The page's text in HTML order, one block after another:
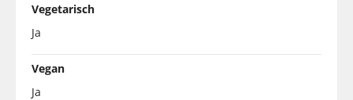
Vegetarisch
Ja
Vegan
Ja